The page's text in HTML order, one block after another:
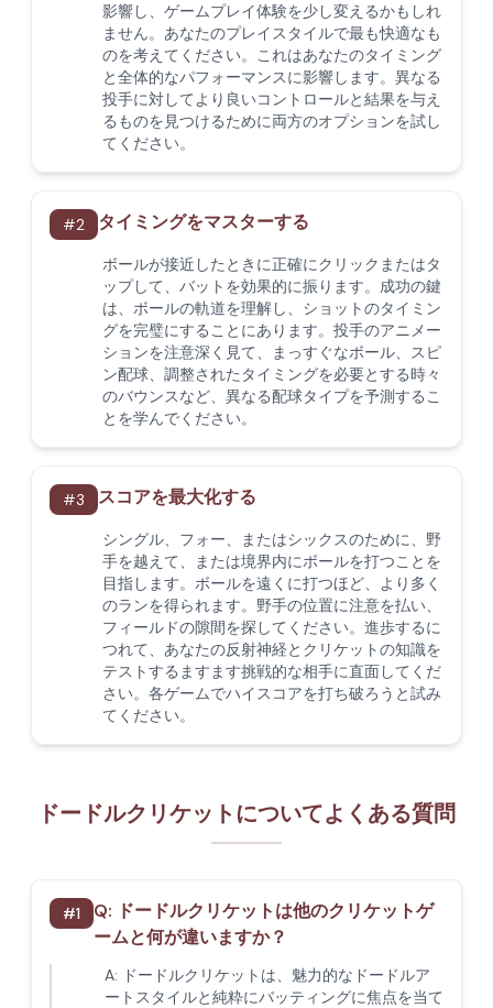
影響し、ゲームプレイ体験を少し変えるかもしれ
ません。あなたのプレイスタイルで最も快適なも
のを考えてください。これはあなたのタイミング
と全体的なパフォーマンスに影響します。異なる
投手に対してより良いコントロールと結果を与え
るものを見つけるために両方のオプションを試し
てください。
#2 タイミングをマスターする
ボールが接近したときに正確にクリックまたはタ
ップして、バットを効果的に振ります。成功の鍵
は、ボールの軌道を理解し、ショットのタイミン
グを完璧にすることにあります。投手のアニメー
ションを注意深く見て、まっすぐなボール、スピ
ン配球、調整されたタイミングを必要とする時々
のバウンスなど、異なる配球タイプを予測するこ
とを学んでください。
#3 スコアを最大化する
シングル、フォー、またはシックスのために、野
手を越えて、または境界内にボールを打つことを
目指します。ボールを遠くに打つほど、より多く
のランを得られます。野手の位置に注意を払い、
フィールドの隙間を探してください。進歩するに
つれて、あなたの反射神経とクリケットの知識を
テストするますます挑戦的な相手に直面してくだ
さい。各ゲームでハイスコアを打ち破ろうと試み
てください。
ドードルクリケットについてよくある質問
#1 Q: ドードルクリケットは他のクリケットゲ
ームと何が違いますか？
A: ドードルクリケットは、魅力的なドードルア
ートスタイルと純粋にバッティングに焦点を当て